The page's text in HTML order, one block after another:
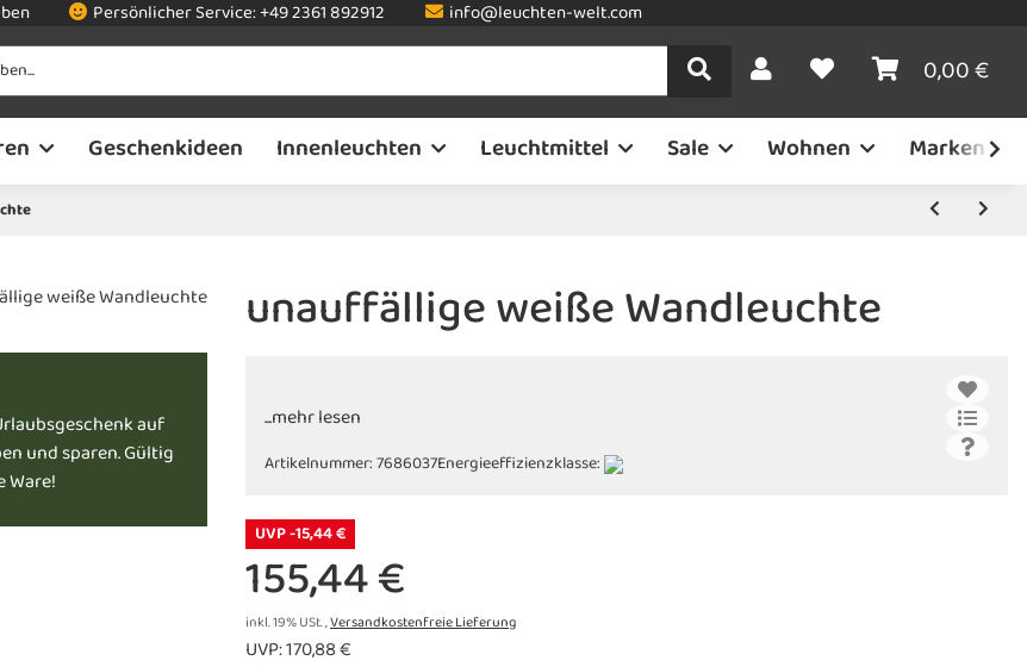
Persönlicher Service:+49 2361 892912 info@leuchten-welt.com
0,00 €
Geschenkideen Innenleuchten Leuchtmittel Sale Wohnen Marken
auf
und sparen. Gültig
Ware!
unauffällige weiße Wandleuchte
...mehr lesen
Artikelnummer:7686037Energieeffizienzklasse:
UVP -15,44 €
155,44 €
inkl. 19% USt. ,Versandkostenfreie Lieferung
UVP:170,88 €